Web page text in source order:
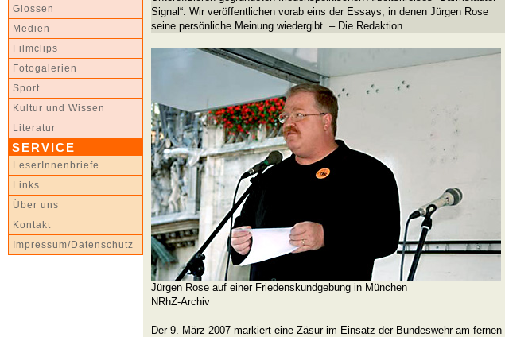
Glossen
Medien
Filmclips
Fotogalerien
Sport
Kultur und Wissen
Literatur
SERVICE
LeserInnenbriefe
Links
Über uns
Kontakt
Impressum/Datenschutz
Signal“. Wir veröffentlichen vorab eins der Essays, in denen Jürgen Rose
seine persönliche Meinung wiedergibt. – Die Redaktion
Jürgen Rose auf einer Friedenskundgebung in München
NRhZ-Archiv
Der 9. März 2007 markiert eine Zäsur im Einsatz der Bundeswehr am fernen